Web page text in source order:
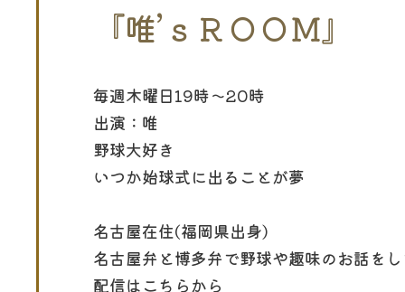
『唯’ｓＲＯＯＭ』
毎週木曜日19時～20時
出演：唯
野球大好き
いつか始球式に出ることが夢
名古屋在住(福岡県出身)
名古屋弁と博多弁で野球や趣味のお話を
配信はこちらから